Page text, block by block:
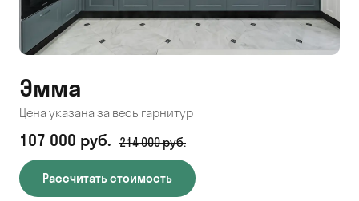
Эмма
Цена указана за весь гарнитур
107 000 руб. 214 000 руб.
Рассчитать стоимость